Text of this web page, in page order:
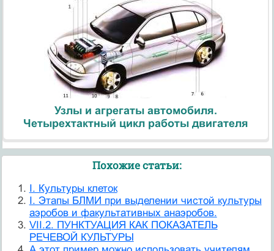
Узлы и агрегаты автомобиля.
Четырехтактный цикл работы двигателя
Похожие статьи:
I. Культуры клеток
I. Этапы БЛМИ при выделении чистой культуры
аэробов и факультативных анаэробов.
VII.2. ПУНКТУАЦИЯ КАК ПОКАЗАТЕЛЬ
РЕЧЕВОЙ КУЛЬТУРЫ